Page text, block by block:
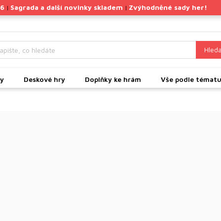
| Sagrada a další novinky skladem | Zvýhodněné sady her!
Deskové hry Doplňky ke hrám Vše podle tématu